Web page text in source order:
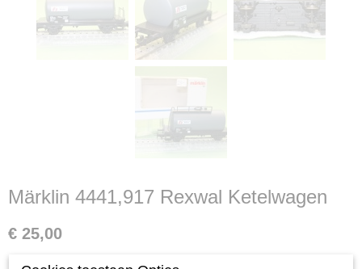
Märklin 4441,917 Rexwal Ketelwagen
€ 25,00
✓